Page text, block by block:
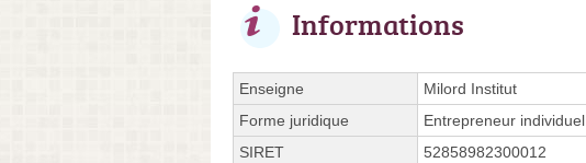
Informations
Enseigne
Milord Institut
Forme juridique
Entrepreneur individuel
SIRET
52858982300012